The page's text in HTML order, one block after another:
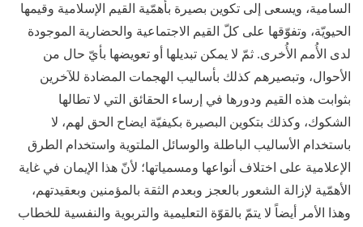
السامية، ويسعى إلى تكوين بصيرة بأهمّية القيم الإسلامية وقيمها
الحيويّة، وتفوّقها على كلّ القيم الاجتماعية والحضارية الموجودة
لدى الأُمم الأُخرى. ثمّ لا يمكن تبديلها أو تعويضها بأيّ حال من
الأحوال، وتبصيرهم كذلك بأساليب الهجمات المضادة للآخرين
بثوابت هذه القيم ودورها في إرساء الحقائق التي لا تطالها
الشكوك، وكذلك بتكوين البصيرة بكيفيّة ايضاح الحق لهم، لا
باستخدام الأساليب الباطلة والوسائل الملتوية واستخدام الطرق
الإعلامية على اختلاف أنواعها ومسمياتها؛ لأنّ هذا الإيمان في غاية
الأهمّية لإزالة الشعور بالعجز وبعدم الثقة بالمؤمنين وبعقيدتهم،
وهذا الأمر أيضاً لا يتمّ بالقوّة التعليمية والتربوية والنفسية للخطاب